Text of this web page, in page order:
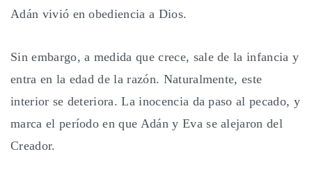
Adán vivió en obediencia a Dios.
Sin embargo, a medida que crece, sale de la infancia y
entra en la edad de la razón. Naturalmente, este
interior se deteriora. La inocencia da paso al pecado, y
marca el período en que Adán y Eva se alejaron del
Creador.